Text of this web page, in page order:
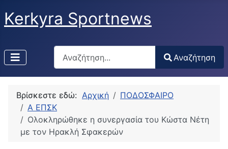
Kerkyra Sportnews
Αναζήτηση
Type 2 or more characters for results.
Αναζήτηση
Βρίσκεστε εδώ: Αρχική
ΠΟΔΟΣΦΑΙΡΟ
Α ΕΠΣΚ
Ολοκληρώθηκε η συνεργασία του Κώστα Νέτη
με τον Ηρακλή Σφακερών